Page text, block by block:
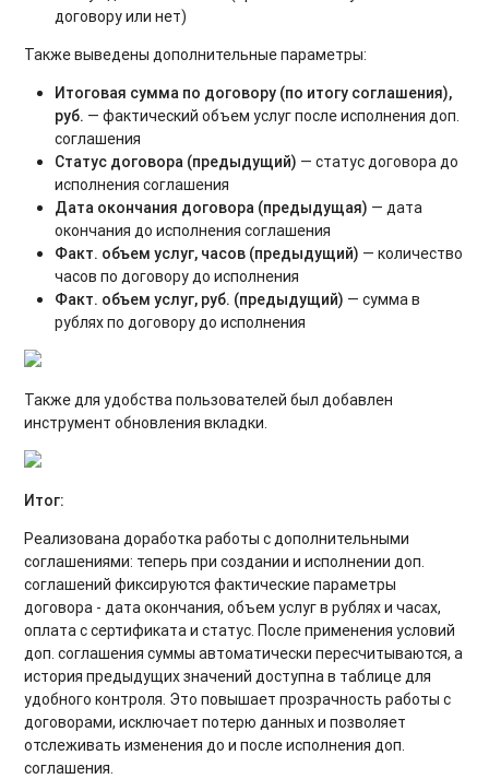
договору или нет)
Также выведены дополнительные параметры:
Итоговая сумма по договору (по итогу соглашения),
руб. — фактический объем услуг после исполнения доп.
соглашения
Статус договора (предыдущий) — статус договора до
исполнения соглашения
Дата окончания договора (предыдущая) — дата
окончания до исполнения соглашения
Факт. объем услуг, часов (предыдущий) — количество
часов по договору до исполнения
Факт. объем услуг, руб. (предыдущий) — сумма в
рублях по договору до исполнения
Также для удобства пользователей был добавлен
инструмент обновления вкладки.
Итог:
Реализована доработка работы с дополнительными
соглашениями: теперь при создании и исполнении доп.
соглашений фиксируются фактические параметры
договора - дата окончания, объем услуг в рублях и часах,
оплата с сертификата и статус. После применения условий
доп. соглашения суммы автоматически пересчитываются, а
история предыдущих значений доступна в таблице для
удобного контроля. Это повышает прозрачность работы с
договорами, исключает потерю данных и позволяет
отслеживать изменения до и после исполнения доп.
соглашения.